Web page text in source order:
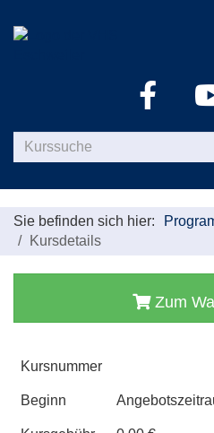
Sie befinden sich hier:
Kursdetails
Zum
Kursnummer
Beginn